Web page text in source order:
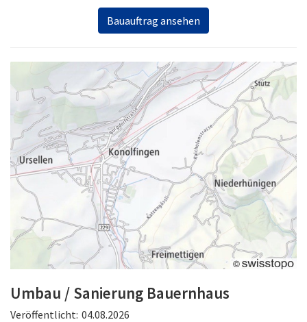
Bauauftrag ansehen
Umbau / Sanierung Bauernhaus
Veröffentlicht: 04.08.2026